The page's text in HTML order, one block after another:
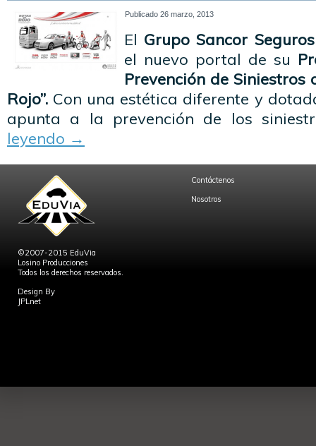
Publicado 26 marzo, 2013
El Grupo Sancor Seguros
el nuevo portal de su
Prevención de Siniestros
Rojo”. Con una estética diferente y
apunta a la prevención de los
leyendo →
©2007-2015 EduVia
Losino Producciones
Todos los derechos reservados.
Design By
JPLnet
Contáctenos
Nosotros